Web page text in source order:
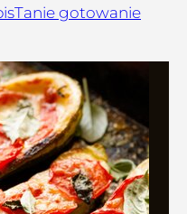
Tanie gotowanie